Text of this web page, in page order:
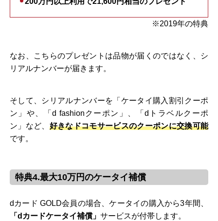
※2019年の特典
なお、こちらのプレゼントは品物が届くのではなく、シ
リアルナンバーが届きます。
そして、シリアルナンバーを「ケータイ購入割引クーポ
ン」や、「d fashionクーポン」、「dトラベルクーポ
ン」など、 好きなドコモサービスのクーポンに交換可能
です。
特典4.最大10万円のケータイ補償
dカード GOLD会員の場合、ケータイの購入から3年間、
「dカードケータイ補償」 サービスが付帯します。